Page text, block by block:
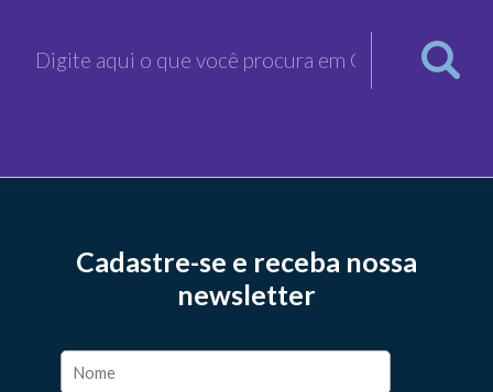
Cadastre-se e receba nossa
newsletter